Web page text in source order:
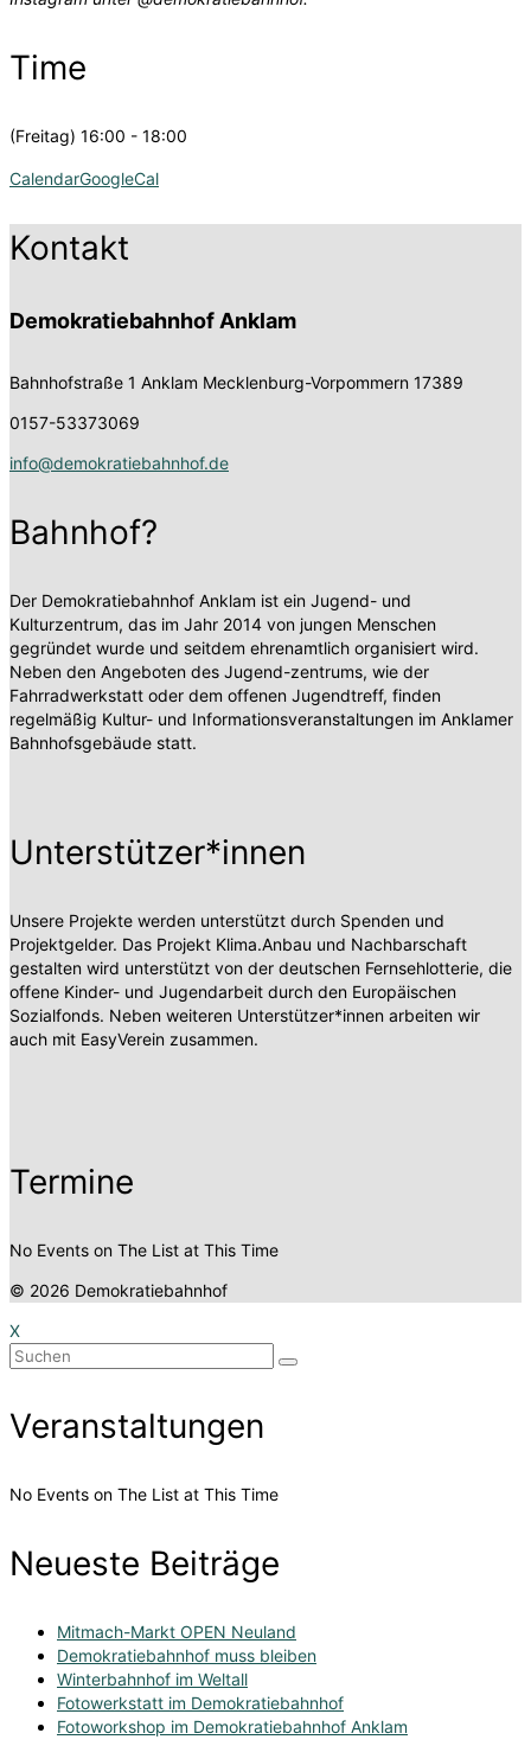
Time
(Freitag) 16:00 - 18:00
CalendarGoogleCal
Kontakt
Demokratiebahnhof Anklam
Bahnhofstraße 1 Anklam Mecklenburg-Vorpommern 17389
0157-53373069
info@demokratiebahnhof.de
Bahnhof?
Der Demokratiebahnhof Anklam ist ein Jugend- und
Kulturzentrum, das im Jahr 2014 von jungen Menschen
gegründet wurde und seitdem ehrenamtlich organisiert wird.
Neben den Angeboten des Jugend-zentrums, wie der
Fahrradwerkstatt oder dem offenen Jugendtreff, finden
regelmäßig Kultur- und Informationsveranstaltungen im Anklamer
Bahnhofsgebäude statt.
Unterstützer*innen
Unsere Projekte werden unterstützt durch Spenden und
Projektgelder. Das Projekt Klima.Anbau und Nachbarschaft
gestalten wird unterstützt von der deutschen Fernsehlotterie, die
offene Kinder- und Jugendarbeit durch den Europäischen
Sozialfonds. Neben weiteren Unterstützer*innen arbeiten wir
auch mit EasyVerein zusammen.
Termine
No Events on The List at This Time
© 2026 Demokratiebahnhof
X
Suchen
Veranstaltungen
No Events on The List at This Time
Neueste Beiträge
Mitmach-Markt OPEN Neuland
Demokratiebahnhof muss bleiben
Winterbahnhof im Weltall
Fotowerkstatt im Demokratiebahnhof
Fotoworkshop im Demokratiebahnhof Anklam